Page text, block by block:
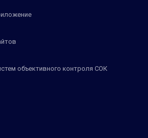
объективного контроля СОК